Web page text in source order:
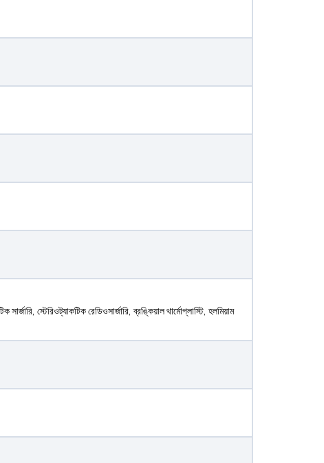
স্টেরিওট্যাকটিক রেডিওসার্জারি, ব্রঙ্কিয়াল থার্মোপ্লাস্টি, হলমিয়াম